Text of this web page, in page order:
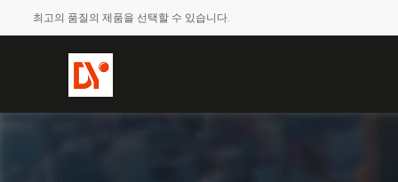
최고의 품질의 제품을 선택할 수 있습니다.